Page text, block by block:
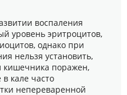
воспаления
уровень эритроцитов,
однако при
нельзя установить,
кишечника поражен,
кале часто
непереваренной